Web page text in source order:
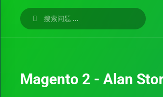
Magento 2 - Alan